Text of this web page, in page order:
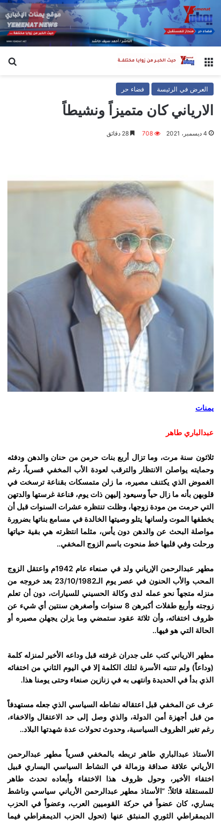
القائمة
العرض في الرئيسة فضاء حر
الارياني كان متميزاً ونشيطاً
4 ديسمبر، 2021 708
يمنات
عبدالباري طاهر
ثلاثون سنة مرت، وما تزال أربع بنات حرمن من حنان والدهن ودفئه
وحمايته يواصلن الانتظار والترقب لعودة الأب المخفي قسرياً، رغم
الغموض الذي يكتنف مصيره، ما زلن متمسكات بقناعة ترسخت في
قلوبهن بأنه ما زال حياً وسيعود إليهن ذات يوم، قناعة غرستها والدتهن
التي حرمت من مودة زوجها، وظلت تنتظره عشرات السنوات قبل أن
يخطفها الموت ولسانها يتلو وصيتها الخالدة في مسامع بناتها بضرورة
مواصلة البحث عن والدهن دون يأس، مثلما انتظرته هي بقية حياتها
ورحلت وفي قلبها خط منحوت باسم الزوج المخفي..
مطهر عبدالرحمن الإرياني ولد في صنعاء عام 1942م واعتقل الزوج
المحب والأب الحنون في عصر يوم الـ23/10/1982 بعد خروجه من
منزله متجهاً نحو عمله لدى وكالة الحسيني للسيارات، دون أن تعلم
زوجته وأربع طفلات أكبرهن 8 سنوات وأصغرهن سنتين أي شيء عن
ظروف اختفائه، وأن ثلاثة عقود ستمضي وما يزلن يجهلن مصيره أو
الحالة التي هو فيها..
مطهر الارياني كتب على جدران غرفته قبل وداعه الأخير لمنزله كلمة
(وداعاً) ولم تنتبه الأسرة لتلك الكلمة إلا في اليوم الثاني من اختفائه
الذي بدأ في الحديدة وانتهى به في زنازين صنعاء وحتى يومنا هذا.
عرف عن المخفي قبل اعتقاله نشاطه السياسي الذي جعله مستهدفاً
من قبل أجهزة أمن الدولة، والذي وصل إلى حد الاعتقال والاخفاء،
رغم تغير الظروف السياسية، وحدوث تحولات عدة شهدتها البلاد..
الأستاذ عبدالباري طاهر تربطه بالمخفي قسرياً مطهر عبدالرحمن
الأرياني علاقة صداقة وزمالة في النشاط السياسي اليساري قبيل
اختفاء الأخير، وحول ظروف هذا الاختفاء وأبعاده تحدث طاهر
للمستقلة قائلاً: “الأستاذ مطهر عبدالرحمن الأرياني سياسي وناشط
يساري، كان عضواً في حركة القوميين العرب، وعضواً في الحزب
الديمقراطي الثوري المنبثق عنها (تحول الحزب الديمقراطي فيما